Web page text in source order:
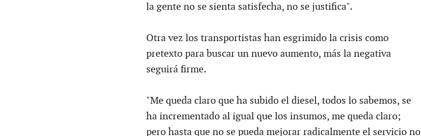
la gente no se sienta satisfecha, no se justifica".
Otra vez los transportistas han esgrimido la crisis como
pretexto para buscar un nuevo aumento, más la negativa
seguirá firme.
"Me queda claro que ha subido el diesel, todos lo sabemos, se
ha incrementado al igual que los insumos, me queda claro;
pero hasta que no se pueda mejorar radicalmente el servicio no